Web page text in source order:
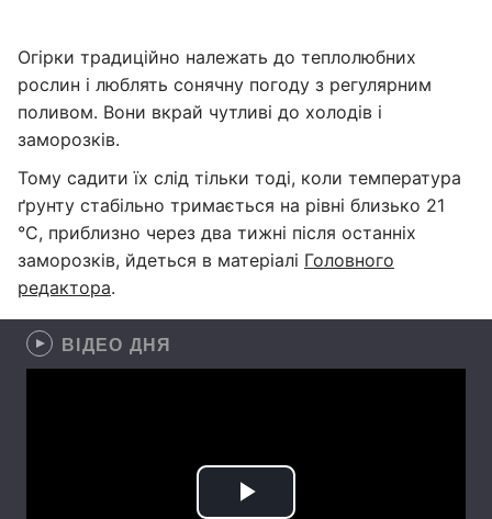
Огірки традиційно належать до теплолюбних
рослин і люблять сонячну погоду з регулярним
поливом. Вони вкрай чутливі до холодів і
заморозків.
Тому садити їх слід тільки тоді, коли температура
ґрунту стабільно тримається на рівні близько 21
°C, приблизно через два тижні після останніх
заморозків, йдеться в матеріалі Головного
редактора.
ВІДЕО ДНЯ